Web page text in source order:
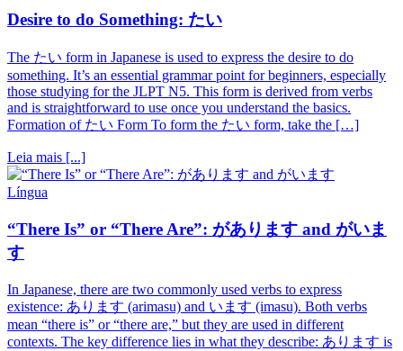
Desire to do Something: たい
The たい form in Japanese is used to express the desire to do
something. It’s an essential grammar point for beginners, especially
those studying for the JLPT N5. This form is derived from verbs
and is straightforward to use once you understand the basics.
Formation of たい Form To form the たい form, take the […]
Leia mais [...]
Língua
“There Is” or “There Are”: があります and がいま
す
In Japanese, there are two commonly used verbs to express
existence: あります (arimasu) and います (imasu). Both verbs
mean “there is” or “there are,” but they are used in different
contexts. The key difference lies in what they describe: あります is